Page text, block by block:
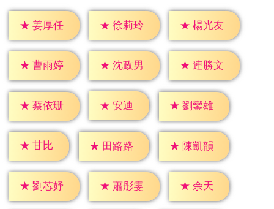
★ 姜厚任 ★ 徐莉玲 ★ 楊光友
★ 曹雨婷 ★ 沈政男 ★ 連勝文
★ 蔡依珊 ★ 安迪 ★ 劉鑾雄
★ 甘比 ★ 田路路 ★ 陳凱韻
★ 劉芯妤 ★ 蕭彤雯 ★ 余天